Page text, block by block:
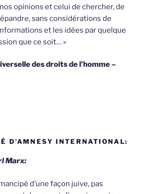
opinions et celui de chercher, de
sans considérations de
et les idées par quelque
que ce soit… »
des droits de l’homme –
D’AMNESY INTERNATIONAL:
Marx:
d’une façon juive, pas